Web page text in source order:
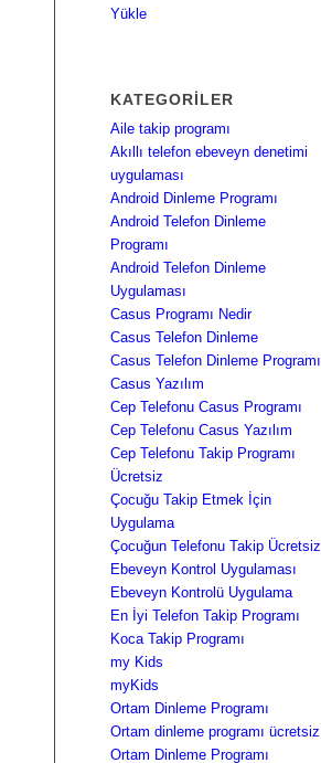
Yükle
KATEGORILER
Aile takip programı
Akıllı telefon ebeveyn denetimi
uygulaması
Android Dinleme Programı
Android Telefon Dinleme
Programı
Android Telefon Dinleme
Uygulaması
Casus Programı Nedir
Casus Telefon Dinleme
Casus Telefon Dinleme Programı
Casus Yazılım
Cep Telefonu Casus Programı
Cep Telefonu Casus Yazılım
Cep Telefonu Takip Programı
Ücretsiz
Çocuğu Takip Etmek İçin
Uygulama
Çocuğun Telefonu Takip Ücretsiz
Ebeveyn Kontrol Uygulaması
Ebeveyn Kontrolü Uygulama
En İyi Telefon Takip Programı
Koca Takip Programı
my Kids
myKids
Ortam Dinleme Programı
Ortam dinleme programı ücretsiz
Ortam Dinleme Programı